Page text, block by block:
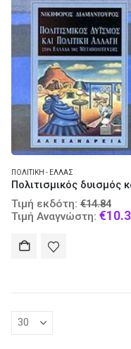
ΠΟΛΙΤΙΚΉ - ΕΛΛΆΣ
Τιμή εκδότη: €14.84
Τιμή Αναγνώστη: €